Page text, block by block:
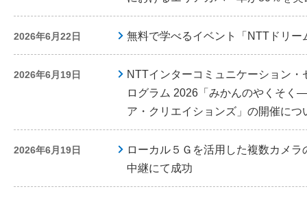
2026年6月22日 無料で学べるイベント「NTTドリー
2026年6月19日
NTTインターコミュニケーション
ログラム 2026「みかんのやくそ
ア・クリエイションズ」の開催につ
2026年6月19日
ローカル５Ｇを活用した複数カメ
中継にて成功